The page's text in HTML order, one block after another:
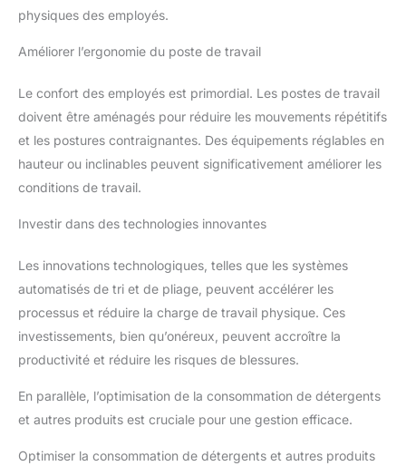
physiques des employés.
Améliorer l’ergonomie du poste de travail
Le confort des employés est primordial. Les postes de travail
doivent être aménagés pour réduire les mouvements répétitifs
et les postures contraignantes. Des équipements réglables en
hauteur ou inclinables peuvent significativement améliorer les
conditions de travail.
Investir dans des technologies innovantes
Les innovations technologiques, telles que les systèmes
automatisés de tri et de pliage, peuvent accélérer les
processus et réduire la charge de travail physique. Ces
investissements, bien qu’onéreux, peuvent accroître la
productivité et réduire les risques de blessures.
En parallèle, l’optimisation de la consommation de détergents
et autres produits est cruciale pour une gestion efficace.
Optimiser la consommation de détergents et autres produits